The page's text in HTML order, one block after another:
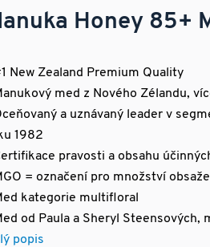
Honey 85+
New Zealand Premium Quality
med z Nového Zélandu,
a uznávaný leader v
1982
pravosti a obsahu
= označení pro množství
kategorie multifloral
od Paula a Sheryl Steensových,
popis